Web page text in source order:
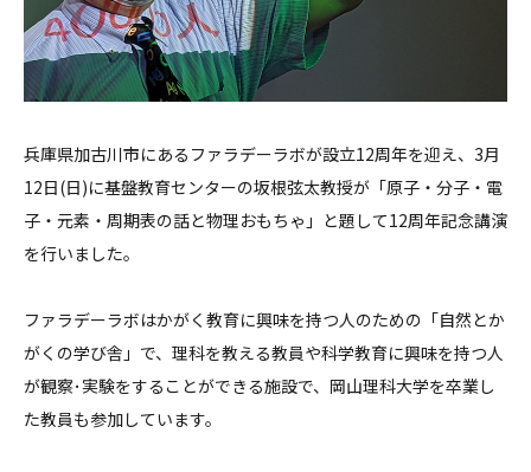
兵庫県加古川市にあるファラデーラボが設立12周年を迎え、3月
12日(日)に基盤教育センターの坂根弦太教授が「原子・分子・電
子・元素・周期表の話と物理おもちゃ」と題して12周年記念講演
を行いました。
ファラデーラボはかがく教育に興味を持つ人のための「自然とか
がくの学び舎」で、理科を教える教員や科学教育に興味を持つ人
が観察･実験をすることができる施設で、岡山理科大学を卒業し
た教員も参加しています。